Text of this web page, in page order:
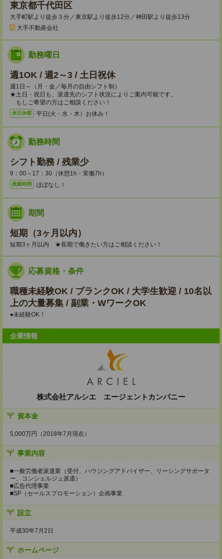
東京都千代田区
大手町駅より徒歩３分／東京駅より徒歩12分／神田駅より徒歩13分
大手不動産会社
勤務曜日
週1OK / 週2～3 / 土日祝休
週1日～（月・金／毎月の自由シフト制）
★土日・祝日も、派遣先のシフト状況によりご案内可能です。
もしご希望の方はご相談ください！
休日休暇 平日(火・水・木）お休み！
勤務時間
シフト勤務 / 残業少
9：00～17：30（休憩1h・実働7h）
残業時間 ほぼなし！
期間
短期（3ヶ月以内）
短期3ヶ月以内 ★長期で働きたい方はご相談ください！
応募資格・条件
職種未経験OK / ブランクOK / 大学生歓迎 / 10名以
上の大量募集 / 副業・WワークOK
●未経験OK！
企業情報
株式会社アルシエ エージェントカンパニー
資本金
5,000万円（2018年7月現在）
事業内容
■一般労働者派遣業（受付、ハウジングアドバイザー、リーシングサポータ
ー、コンシェルジュ派遣）
■広告代理事業
■SP（セールスプロモーション）企画事業
設立
平成30年7月2日
ホームページ